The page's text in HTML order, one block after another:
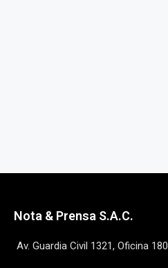
Nota & Prensa S.A.C.
Av. Guardia Civil 1321, Oficina